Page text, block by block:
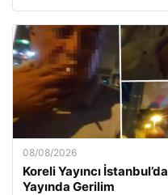
08/08/2026
Koreli Yayıncı
Yayında Gerilim